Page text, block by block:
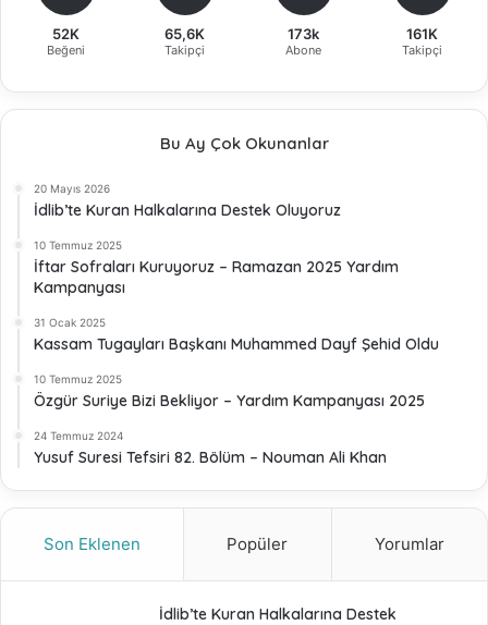
52K
Beğeni
65,6K
Takipçi
173k
Abone
161K
Takipçi
Bu Ay Çok Okunanlar
20 Mayıs 2026
İdlib’te Kuran Halkalarına Destek Oluyoruz
10 Temmuz 2025
İftar Sofraları Kuruyoruz – Ramazan 2025 Yardım
Kampanyası
31 Ocak 2025
Kassam Tugayları Başkanı Muhammed Dayf Şehid Oldu
10 Temmuz 2025
Özgür Suriye Bizi Bekliyor – Yardım Kampanyası 2025
24 Temmuz 2024
Yusuf Suresi Tefsiri 82. Bölüm – Nouman Ali Khan
Son Eklenen Popüler Yorumlar
İdlib’te Kuran Halkalarına Destek